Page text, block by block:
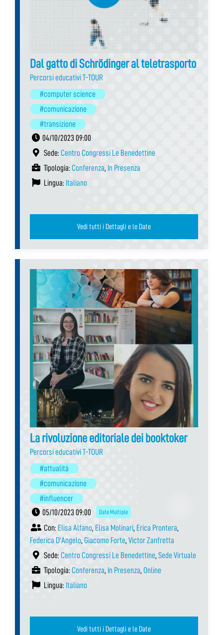
Dal gatto di Schrödinger al teletrasporto
Percorsi educativi T-TOUR
#computer science
#comunicazione
#transizione
04/10/2023 09:00
Sede: Centro Congressi Le Benedettine
Tipologia: Conferenza, In Presenza
Lingua: Italiano
Vedi tutti i Dettagli e le Date
La rivoluzione editoriale dei booktoker
Percorsi educativi T-TOUR
#attualità
#comunicazione
#influencer
05/10/2023 09:00
Date Multiple
Con: Elisa Alfano, Elisa Molinari, Erica Prontera,
Federica D'Angelo, Giacomo Forte, Victor Zanfretta
Sede: Centro Congressi Le Benedettine, Sede Virtuale
Tipologia: Conferenza, In Presenza, Online
Lingua: Italiano
Vedi tutti i Dettagli e le Date